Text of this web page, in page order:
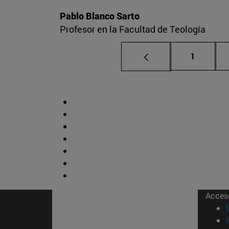
Pablo Blanco Sarto
Profesor en la Facultad de Teología
Página
1